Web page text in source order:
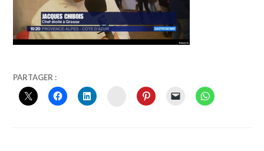
11
JANVIER
2018
VINTOURISME
PARTAGER :
INSTAGRAM